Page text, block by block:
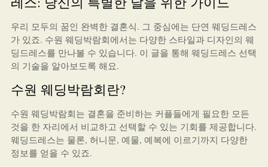
우리 모두의 꿈인 완벽한 결혼식. 그 중심에는 단연 웨딩드레스
가 있죠. 수원 웨딩박람회에서는 다양한 스타일과 디자인의 웨
딩드레스를 만나볼 수 있습니다. 이 글을 통해 웨딩드레스 선택
의 기술을 알아보도록 해요.
수원 웨딩박람회란?
수원 웨딩박람회는 결혼을 준비하는 커플들에게 필요한 모든
것을 한 자리에서 비교하고 선택할 수 있는 기회를 제공합니다.
웨딩드레스는 물론, 허니문, 예물, 예복에 이르기까지 다양한
정보를 얻을 수 있죠.